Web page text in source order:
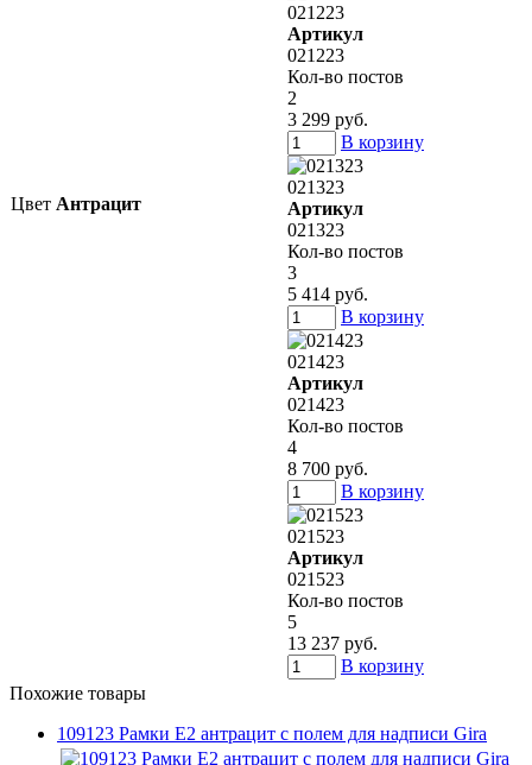
021223
Артикул
021223
Кол-во постов
2
3 299 руб.
В корзину
021323
Артикул
021323
Кол-во постов
3
5 414 руб.
В корзину
021423
Артикул
021423
Кол-во постов
4
8 700 руб.
В корзину
021523
Артикул
021523
Кол-во постов
5
13 237 руб.
В корзину
Цвет Антрацит
Похожие товары
109123 Рамки E2 антрацит с полем для надписи Gira